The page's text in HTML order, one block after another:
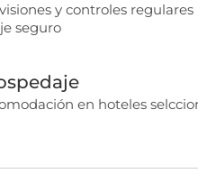
y controles regulares
seguro
en hoteles